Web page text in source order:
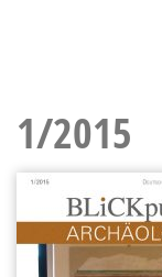
DVA -
1/2015